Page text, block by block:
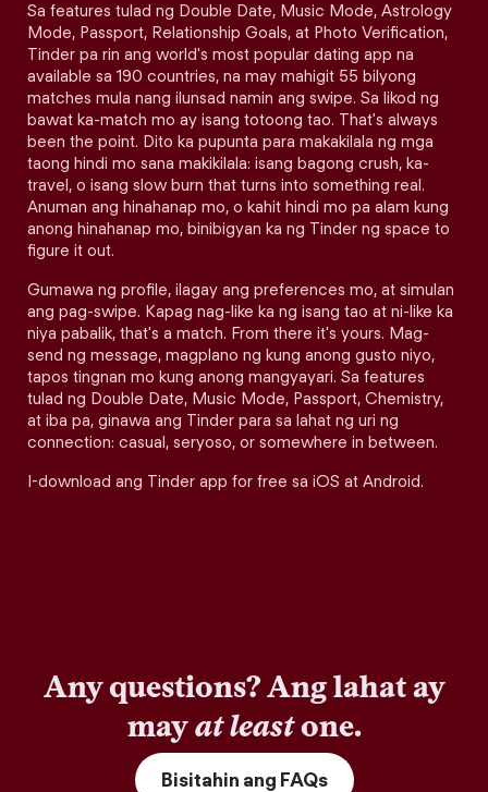
Sa features tulad ng Double Date, Music Mode, Astrology
Mode, Passport, Relationship Goals, at Photo Verification,
Tinder pa rin ang world's most popular dating app na
available sa 190 countries, na may mahigit 55 bilyong
matches mula nang ilunsad namin ang swipe. Sa likod ng
bawat ka-match mo ay isang totoong tao. That's always
been the point. Dito ka pupunta para makakilala ng mga
taong hindi mo sana makikilala: isang bagong crush, ka-
travel, o isang slow burn that turns into something real.
Anuman ang hinahanap mo, o kahit hindi mo pa alam kung
anong hinahanap mo, binibigyan ka ng Tinder ng space to
figure it out.
Gumawa ng profile, ilagay ang preferences mo, at simulan
ang pag-swipe. Kapag nag-like ka ng isang tao at ni-like ka
niya pabalik, that's a match. From there it's yours. Mag-
send ng message, magplano ng kung anong gusto niyo,
tapos tingnan mo kung anong mangyayari. Sa features
tulad ng Double Date, Music Mode, Passport, Chemistry,
at iba pa, ginawa ang Tinder para sa lahat ng uri ng
connection: casual, seryoso, or somewhere in between.
I-download ang Tinder app for free sa iOS at Android.
Any questions? Ang lahat ay
mayat leastone.
Bisitahin ang FAQs